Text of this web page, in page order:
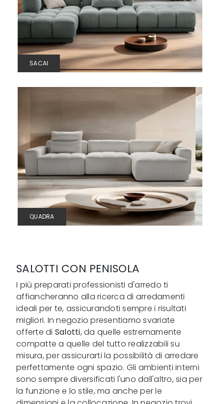
SACAI
QUADRA
SALOTTI CON PENISOLA
I più preparati professionisti d'arredo ti
affiancheranno alla ricerca di arredamenti
ideali per te, assicurandoti sempre i risultati
migliori. In negozio presentiamo svariate
offerte di Salotti, da quelle estremamente
compatte a quelle del tutto realizzabili su
misura, per assicurarti la possibilità di arredare
perfettamente ogni spazio. Gli ambienti interni
sono sempre diversificati l'uno dall'altro, sia per
la funzione e lo stile, ma anche per le